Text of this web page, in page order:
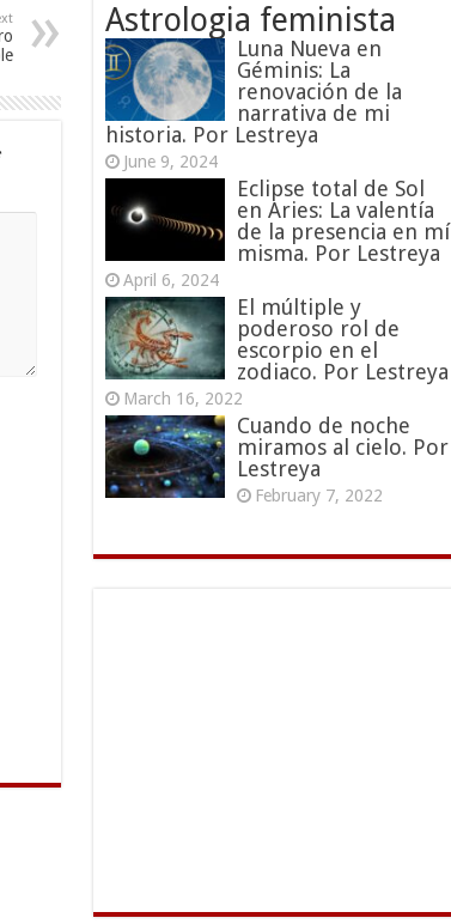
Astrologia feminista
Luna Nueva en
Géminis: La
renovación de la
narrativa de mi
historia. Por Lestreya
June 9, 2024
Eclipse total de Sol
en Aries: La valentía
de la presencia en mí
misma. Por Lestreya
April 6, 2024
El múltiple y
poderoso rol de
escorpio en el
zodiaco. Por Lestreya
March 16, 2022
Cuando de noche
miramos al cielo. Por
Lestreya
February 7, 2022